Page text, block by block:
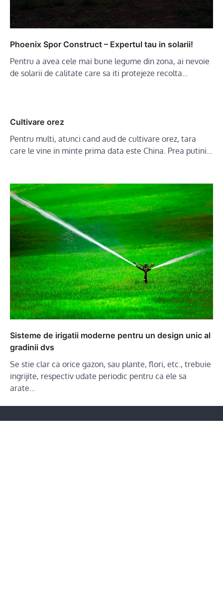
Phoenix Spor Construct – Expertul tau in solarii!
Pentru a avea cele mai bune legume din zona, ai nevoie
de solarii de calitate care sa iti protejeze recolta…
Cultivare orez
Pentru multi, atunci cand aud de cultivare orez, tara
care le vine in minte prima data este China. Prea putini…
Sisteme de irigatii moderne pentru un design unic al
gradinii dvs
Se stie clar ca orice gazon, sau plante, flori, etc., trebuie
ingrijite, respectiv udate periodic pentru ca ele sa
arate…